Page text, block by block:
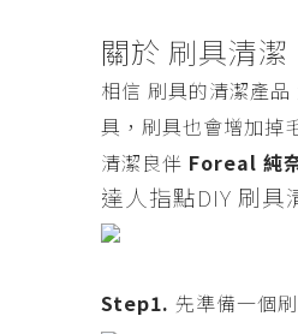
關於 刷具清潔
相信 刷具的清潔產
具，刷具也會增加掉
清潔良伴 Foreal 純
達人指點DIY 刷具
Step1. 先準備一個